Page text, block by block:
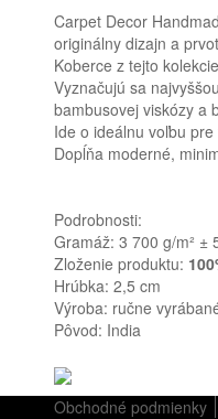
Carpet Decor
originálny dizajn a
Koberce z tejto
Vyznačujú sa
bambusovej viskózy a
Ide o ideálnu voľbu
Dopĺňa moderné,
Podrobnosti:
Gramáž: 3 700 g/m² ±
Zloženie produktu:
Hrúbka: 2,5 cm
Výroba: ručne
Pôvod: India
Obchodné podmienky